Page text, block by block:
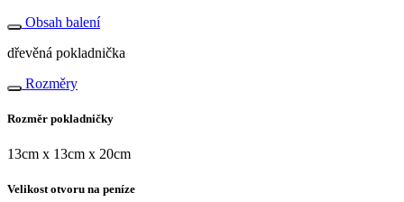
Obsah balení
dřevěná pokladnička
Rozměry
Rozměr pokladničky
13cm x 13cm x 20cm
Velikost otvoru na peníze